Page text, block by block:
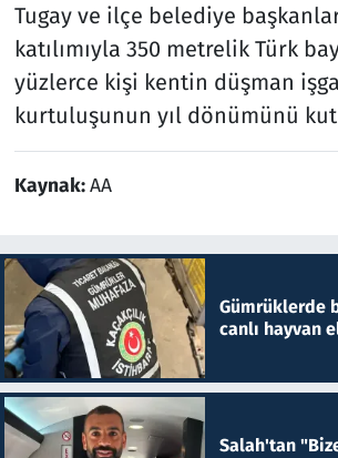
Tugay ve ilçe belediye
katılımıyla 350 metrelik Türk
yüzlerce kişi kentin düşman
kurtuluşunun yıl dönümünü
Kaynak:AA
Gümrüklerde
canlı hayvan
Salah'tan